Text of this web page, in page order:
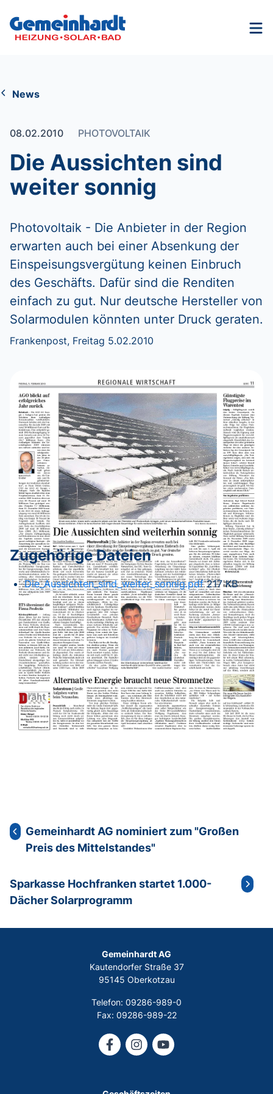
News
08.02.2010 PHOTOVOLTAIK
Die Aussichten sind
weiter sonnig
Photovoltaik - Die Anbieter in der Region
erwarten auch bei einer Absenkung der
Einspeisungsvergütung keinen Einbruch
des Geschäfts. Dafür sind die Renditen
einfach zu gut. Nur deutsche Hersteller von
Solarmodulen könnten unter Druck geraten.
Frankenpost, Freitag 5.02.2010
Zugehörige Dateien
Die_Aussichten_sind_weiter_sonnig.pdf217 KB
Gemeinhardt AG nominiert zum "Großen
Preis des Mittelstandes"
Sparkasse Hochfranken startet 1.000-
Dächer Solarprogramm
Gemeinhardt AG
Kautendorfer Straße 37
95145 Oberkotzau
Telefon: 09286-989-0
Fax: 09286-989-22